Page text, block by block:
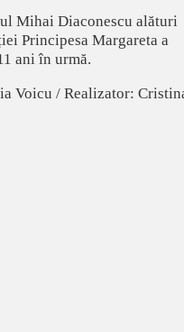
Mihai Diaconescu alături
Principesa Margareta a
ani în urmă.
Voicu / Realizator: